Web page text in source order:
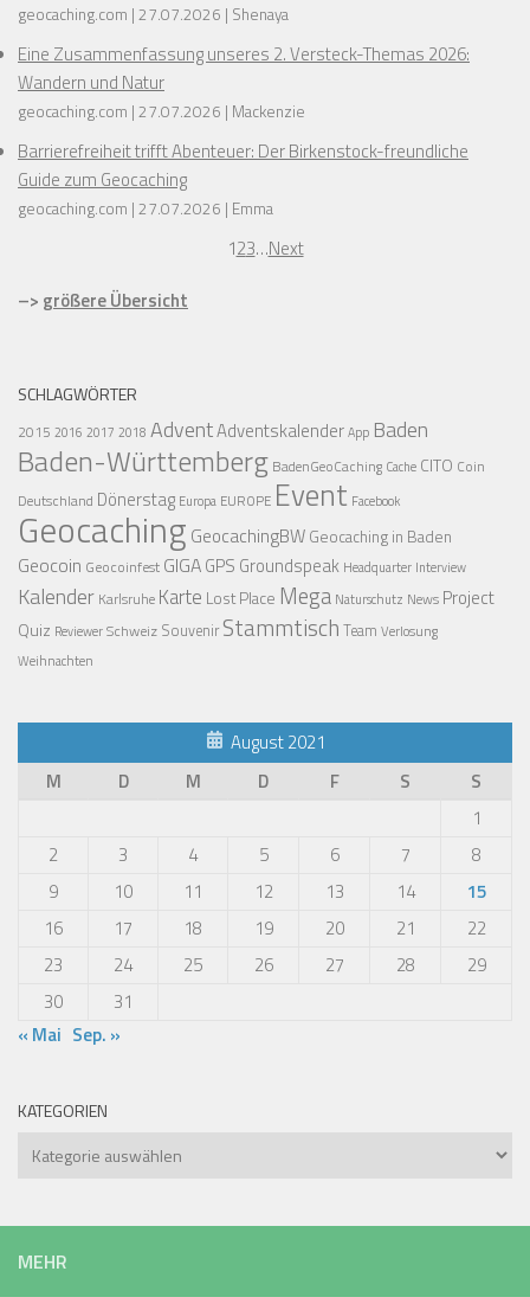
geocaching.com 27.07.2026 Shenaya
Eine Zusammenfassung unseres 2. Versteck-Themas 2026:
Wandern und Natur
geocaching.com 27.07.2026 Mackenzie
Barrierefreiheit trifft Abenteuer: Der Birkenstock-freundliche
Guide zum Geocaching
geocaching.com 27.07.2026 Emma
123…Next
–> größere Übersicht
SCHLAGWÖRTER
2015 2016 2017 2018 AdventAdventskalenderApp Baden
Baden-Württemberg BadenGeoCaching Cache CITO Coin
Deutschland Dönerstag Europa EUROPE Event Facebook
Geocaching GeocachingBW Geocaching in Baden
Geocoin Geocoinfest GIGAGPS Groundspeak Headquarter Interview
Kalender Karlsruhe Karte Lost Place Mega Naturschutz News Project
Quiz ReviewerSchweiz Souvenir Stammtisch Team Verlosung
Weihnachten
August 2021
M
D M D F S
S
1
2
3 4 5 6 7
8
9
10 11 12 13 14
15
16
17 18 19 20 21
22
23
24 25 26 27 28
29
30
31
« Mai Sep. »
KATEGORIEN
Kategorien
MEHR